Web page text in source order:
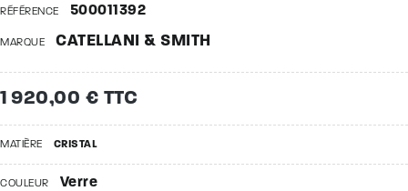
RÉFÉRENCE 500011392
MARQUE CATELLANI & SMITH
1 920,00 € TTC
MATIÈRE CRISTAL
COULEUR Verre